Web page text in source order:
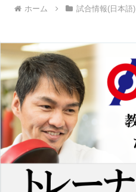
ホーム 試合情報(日本語)